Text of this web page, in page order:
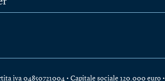
iva 04850721004 • Capitale sociale 120.000 euro •